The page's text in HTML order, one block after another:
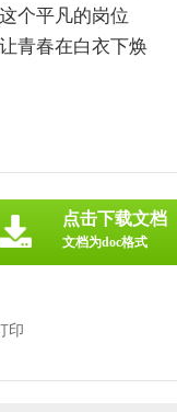
个平凡的岗位
青春在白衣下焕
印
点击下载文档
文档为doc格式